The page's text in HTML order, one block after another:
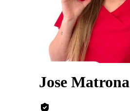
Jose Matrona